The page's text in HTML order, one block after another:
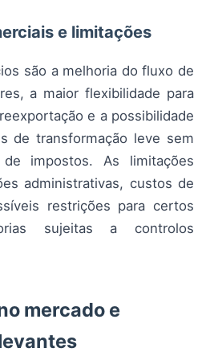
e limitações
são a melhoria do fluxo de
a maior flexibilidade para
e a possibilidade
de transformação leve sem
de impostos. As limitações
administrativas, custos de
restrições para certos
sujeitas a controlos
mercado e